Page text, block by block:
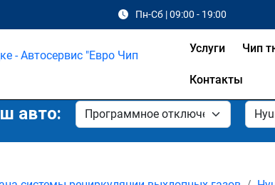
Пн-Сб | 09:00 - 19:00
Услуги Чип
Контакты
авто: